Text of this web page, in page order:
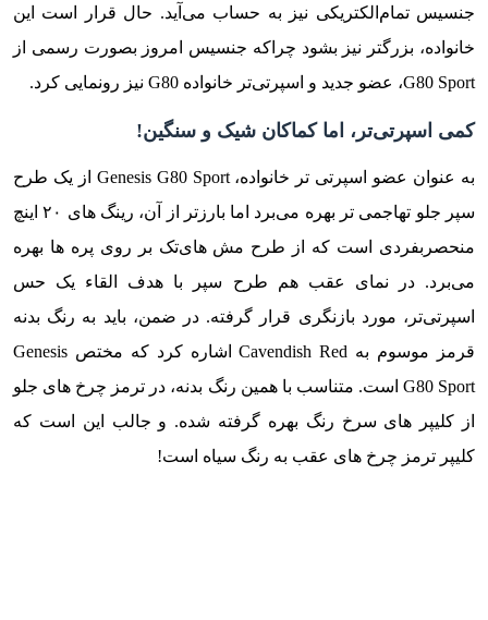
جنسیس تمام‌الکتریکی نیز به حساب می‌آید. حال قرار است این
خانواده، بزرگتر نیز بشود چراکه جنسیس امروز بصورت رسمی از
G80 Sport، عضو جدید و اسپرتی‌تر خانواده G80 نیز رونمایی کرد.
کمی اسپرتی‌تر، اما کماکان شیک و سنگین!
به عنوان عضو اسپرتی تر خانواده، Genesis G80 Sport از یک طرح
سپر جلو تهاجمی تر بهره می‌برد اما بارزتر از آن، رینگ های ۲۰ اینچ
منحصربفردی است که از طرح مش های‌تک بر روی پره ها بهره
می‌برد. در نمای عقب هم طرح سپر با هدف القاء یک حس
اسپرتی‌تر، مورد بازنگری قرار گرفته. در ضمن، باید به رنگ بدنه
قرمز موسوم به Cavendish Red اشاره کرد که مختص Genesis
G80 Sport است. متناسب با همین رنگ بدنه، در ترمز چرخ های جلو
از کلیپر های سرخ رنگ بهره گرفته شده. و جالب این است که
کلیپر ترمز چرخ های عقب به رنگ سیاه است!